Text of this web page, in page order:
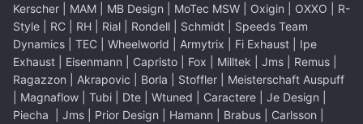
Kerscher | MAM | MB Design | MoTec MSW | Oxigin | OXXO | R-
Style | RC | RH | Rial | Rondell | Schmidt | Speeds Team
Dynamics | TEC | Wheelworld | Armytrix | Fi Exhaust | Ipe
Exhaust | Eisenmann | Capristo | Fox | Milltek | Jms | Remus |
Ragazzon | Akrapovic | Borla | Stoffler | Meisterschaft Auspuff
| Magnaflow | Tubi | Dte | Wtuned | Caractere | Je Design |
Piecha | Jms | Prior Design | Hamann | Brabus | Carlsson |